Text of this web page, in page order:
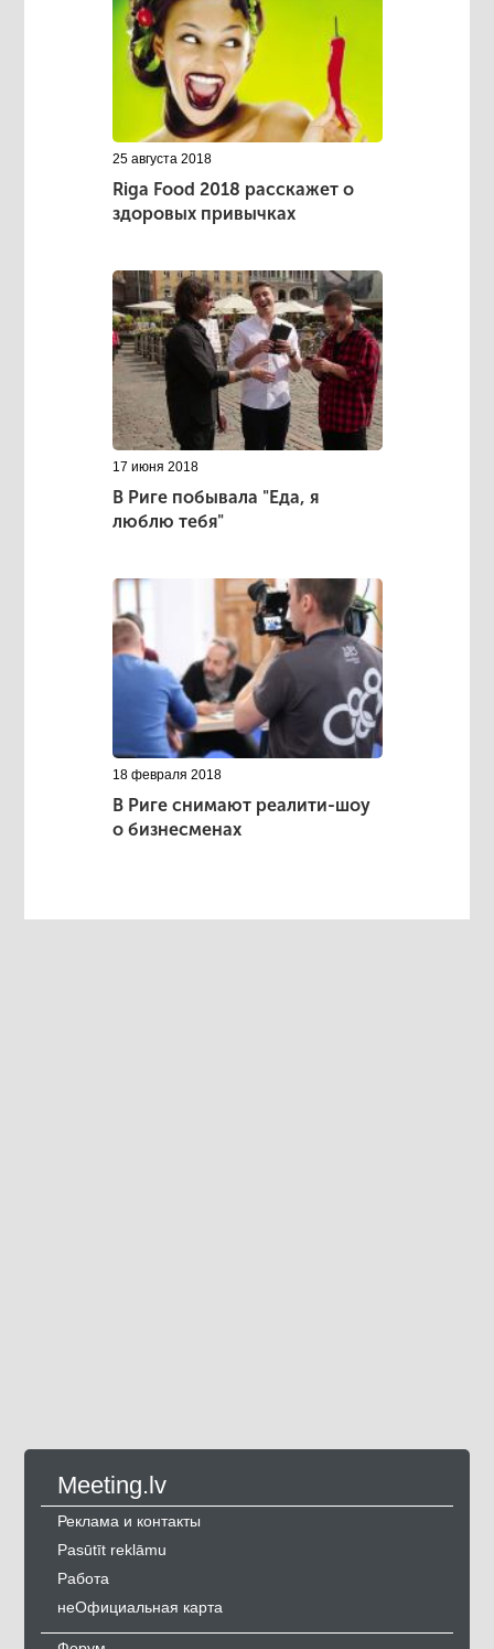
25 августа 2018
Riga Food 2018 расскажет о
здоровых привычках
17 июня 2018
В Риге побывала "Еда, я
люблю тебя"
18 февраля 2018
В Риге снимают реалити-шоу
о бизнесменах
Meeting.lv
Реклама и контакты
Pasūtīt reklāmu
Работа
неОфициальная карта